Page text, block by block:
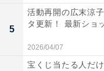
5
活動再開の広末涼
タ更新！ 最新ショ
2026/04/07
宝くじ当たる人だ